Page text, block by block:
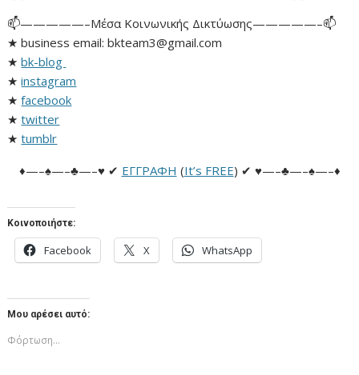
📫—————–Μέσα Κοινωνικής Δικτύωσης—————–📫
★ business email: bkteam3@gmail.com
★bk-blog
★instagram
★facebook
★twitter
★tumblr
♦—–♠—–♣—–♥ ✔ ΕΓΓΡΑΦΗ (It’s FREE) ✔ ♥—–♣—–♠—–♦
Κοινοποιήστε:
Facebook X WhatsApp
Μου αρέσει αυτό:
Φόρτωση...